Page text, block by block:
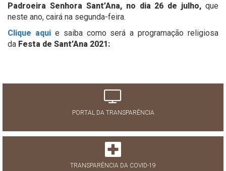
Padroeira Senhora Sant’Ana, no dia 26 de julho, que
neste ano, cairá na segunda-feira.
Clique aqui e saiba como será a programação religiosa
da Festa de Sant’Ana 2021:
PORTAL DA TRANSPARÊNCIA
TRANSPARÊNCIA DA COVID-19